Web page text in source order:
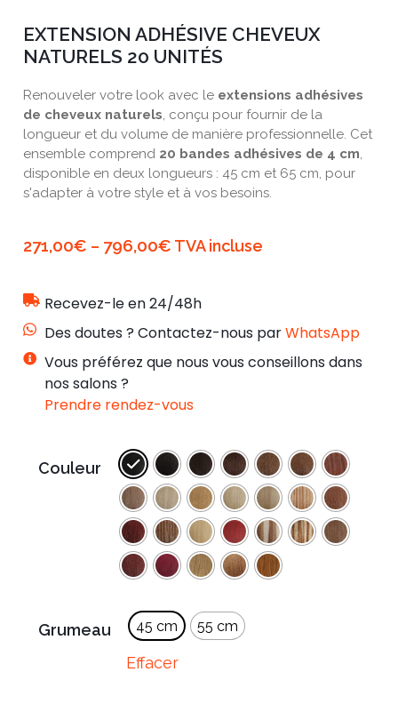
EXTENSION ADHÉSIVE CHEVEUX
NATURELS 20 UNITÉS
Renouveler votre look avec le extensions adhésives
de cheveux naturels, conçu pour fournir de la
longueur et du volume de manière professionnelle. Cet
ensemble comprend 20 bandes adhésives de 4 cm,
disponible en deux longueurs : 45 cm et 65 cm, pour
s'adapter à votre style et à vos besoins.
271,00€ – 796,00€ TVA incluse
Recevez-le en 24/48h
Des doutes ? Contactez-nous parWhatsApp
Vous préférez que nous vous conseillons dans
nos salons ?
Prendre rendez-vous
Couleur
Grumeau 45 cm 55 cm
Effacer